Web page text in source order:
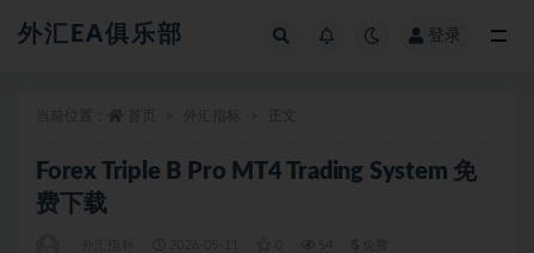
外汇EA俱乐部 登录
Forex Triple B Pro MT4 Trading System 免
费下载